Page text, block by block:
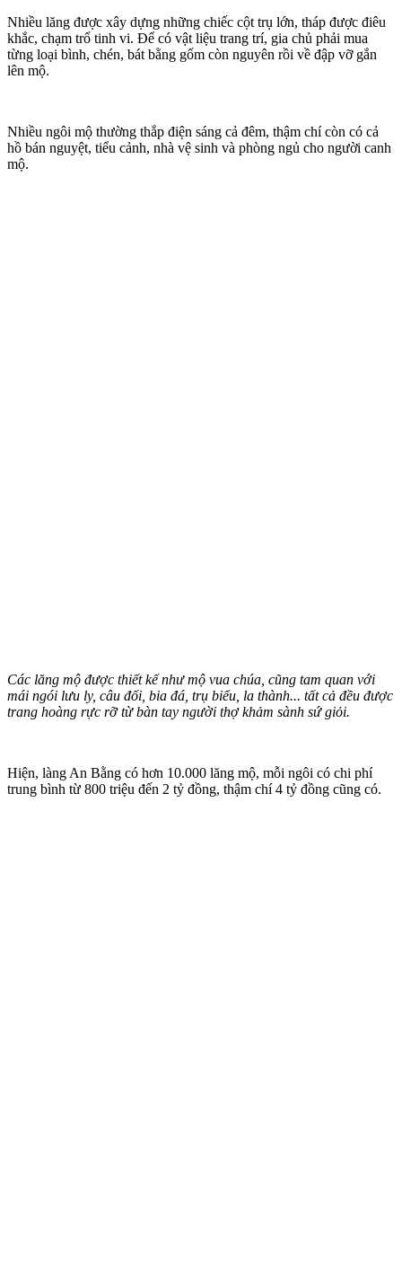
Nhiều lăng được xây dựng những chiếc cột trụ lớn, tháp được điêu
khắc, chạm trổ tinh vi. Để có vật liệu trang trí, gia chủ phải mua
từng loại bình, chén, bát bằng gốm còn nguyên rồi về đập vỡ gắn
lên mộ.
Nhiều ngôi mộ thường thắp điện sáng cả đêm, thậm chí còn có cả
hồ bán nguyệt, tiểu cảnh, nhà vệ sinh và phòng ngủ cho người canh
mộ.
Các lăng mộ được thiết kế như mộ vua chúa, cũng tam quan với
mái ngói lưu ly, câu đối, bia đá, trụ biểu, la thành... tất cả đều được
trang hoàng rực rỡ từ bàn tay người thợ khảm sành sứ giỏi.
Hiện, làng An Bằng có hơn 10.000 lăng mộ, mỗi ngôi có chi phí
trung bình từ 800 triệu đến 2 tỷ đồng, thậm chí 4 tỷ đồng cũng có.